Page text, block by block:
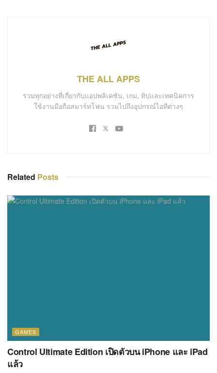
THE ALL APPS
รวมทุกอย่างที่เกี่ยวกับแอปพลิเคชัน, เกม, ทิปและเทคนิคการ
ใช้งานมือถือสมาร์ทโฟน รวมไปถึงอุปกรณ์ไอทีต่างๆ
Related Posts
GAMES
Control Ultimate Edition เปิดตัวบน iPhone และ iPad
แล้ว